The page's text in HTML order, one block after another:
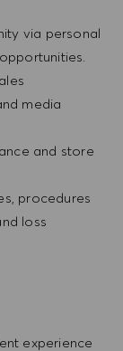
via personal
media
and store
procedures
loss
experience